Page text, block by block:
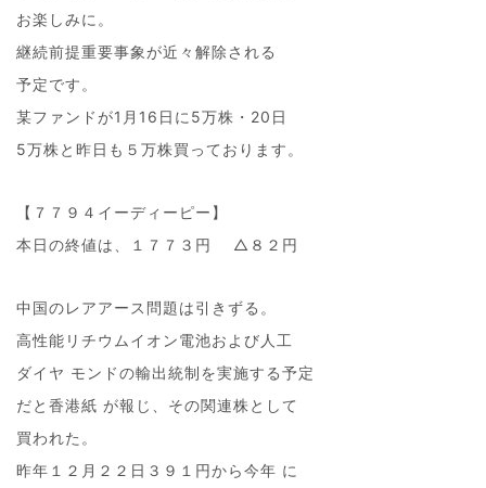
お楽しみに。
継続前提重要事象が近々解除される
予定です。
某ファンドが1月16日に5万株・20日
5万株と昨日も５万株買っております。
【７７９４イーディーピー】
本日の終値は、１７７３円 △８２円
中国のレアアース問題は引きずる。
高性能リチウムイオン電池および人工
ダイヤ モンドの輸出統制を実施する予定
だと香港紙 が報じ、その関連株として
買われた。
昨年１２月２２日３９１円から今年 に